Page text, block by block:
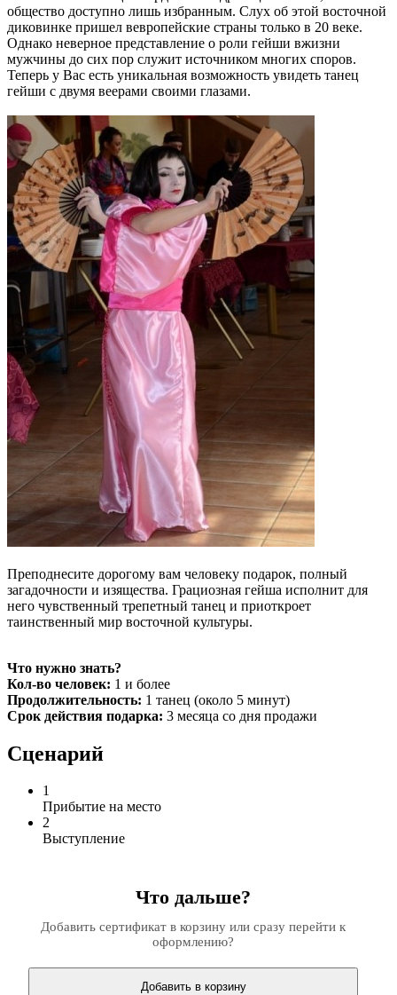
общество доступно лишь избранным. Слух об этой восточной
диковинке пришел вевропейские страны только в 20 веке.
Однако неверное представление о роли гейши вжизни
мужчины до сих пор служит источником многих споров.
Теперь у Вас есть уникальная возможность увидеть танец
гейши с двумя веерами своими глазами.
Преподнесите дорогому вам человеку подарок, полный
загадочности и изящества. Грациозная гейша исполнит для
него чувственный трепетный танец и приоткроет
таинственный мир восточной культуры.
Что нужно знать?
Кол-во человек: 1 и более
Продолжительность: 1 танец (около 5 минут)
Срок действия подарка: 3 месяца со дня продажи
Сценарий
1
Прибытие на место
2
Выступление
Что дальше?
Добавить сертификат в корзину или сразу перейти к
оформлению?
Добавить в корзину